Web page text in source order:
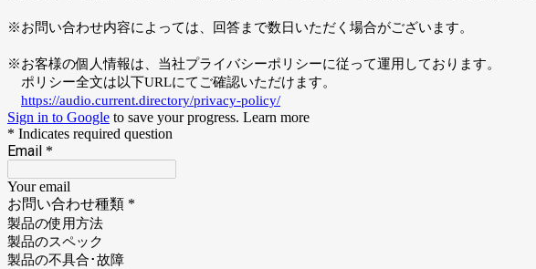
※お問い合わせ内容によっては、回答まで数日いただく場合がございます。
※お客様の個人情報は、当社プライバシーポリシーに従って運用しております。
ポリシー全文は以下URLにてご確認いただけます。
https://audio.current.directory/privacy-policy/
Sign in to Google to save your progress. Learn more
* Indicates required question
Email *
Your email
お問い合わせ種類 *
製品の使用方法
製品のスペック
製品の不具合･故障